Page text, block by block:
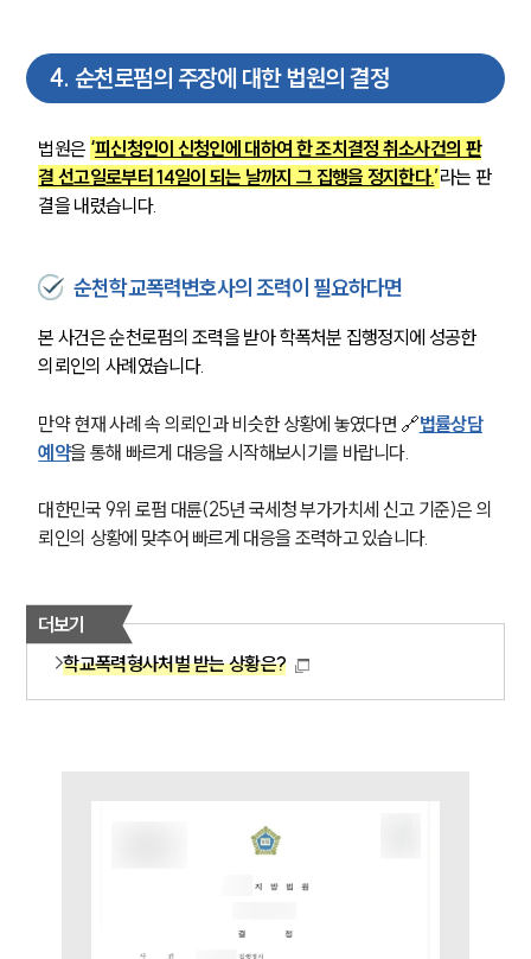
그룹소개
글로벌 파트너 로펌
고객의 소리
통합검색
AI대륜
업무사례
주요 업무사례
법률정보
법률지식인
행정전문변호사
4. 순천로펌의 주장에 대한 법원의 결정
법원은 ‘피신청인이 신청인에 대하여 한 조치결정 취소사건의 판
결 선고일로부터 14일이 되는 날까지 그 집행을 정지한다.’라는 판
결을 내렸습니다.
순천학교폭력변호사의 조력이 필요하다면
본 사건은 순천로펌의 조력을 받아 학폭처분 집행정지에 성공한
의뢰인의 사례였습니다.
만약 현재 사례 속 의뢰인과 비슷한 상황에 놓였다면 🔗법률상담
예약을 통해 빠르게 대응을 시작해보시기를 바랍니다.
대한민국 9위 로펌 대륜(25년 국세청 부가가치세 신고 기준)은 의
뢰인의 상황에 맞추어 빠르게 대응을 조력하고 있습니다.
더보기
학교폭력형사처벌 받는 상황은?